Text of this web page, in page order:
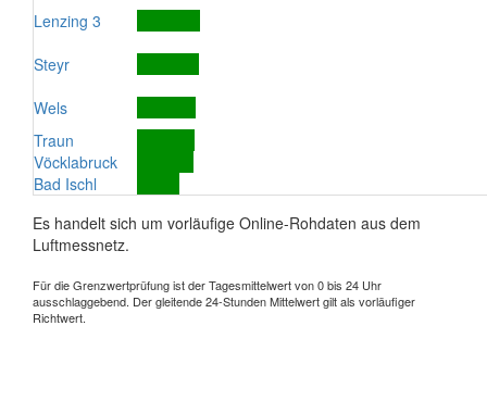
Lenzing 3
Steyr
Wels
Traun
Vöcklabruck
Bad Ischl
Es handelt sich um vorläufige Online-Rohdaten aus dem
Luftmessnetz.
Für die Grenzwertprüfung ist der Tagesmittelwert von 0 bis 24 Uhr
ausschlaggebend. Der gleitende 24-Stunden Mittelwert gilt als vorläufiger
Richtwert.